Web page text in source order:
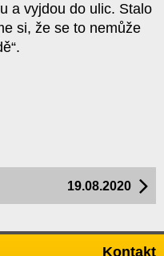
a vyjdou do ulic. Stalo
si, že se to nemůže
19.08.2020
Kontakt